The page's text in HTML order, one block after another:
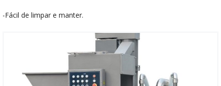
-Fácil de limpar e manter.